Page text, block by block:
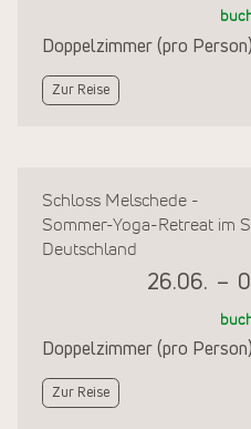
Doppelzimmer (pro
Zur Reise
Schloss Melschede -
Sommer-Yoga-Retreat im
Deutschland
26.06. –
Doppelzimmer (pro
Zur Reise